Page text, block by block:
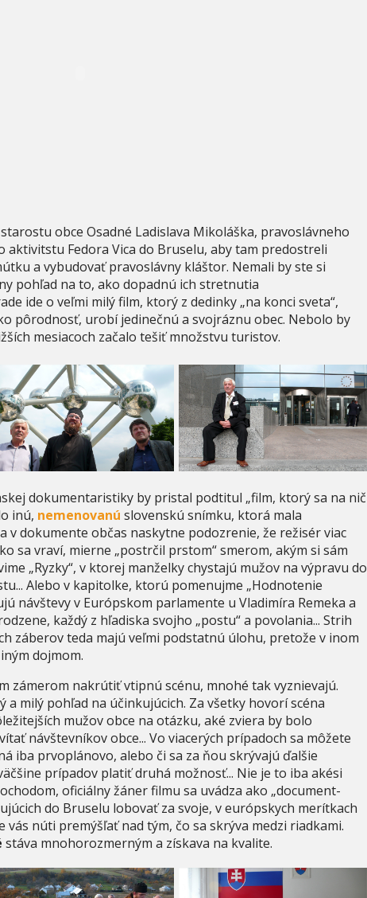
obce Osadné Ladislava Mikoláška, pravoslávneho
aktivitstu Fedora Vica do Bruselu, aby tam predostreli
a vybudovať pravoslávny kláštor. Nemali by ste si
pohľad na to, ako dopadnú ich stretnutia
ide o veľmi milý film, ktorý z dedinky „na konci sveta“,
pôrodnosť, urobí jedinečnú a svojráznu obec. Nebolo by
mesiacoch začalo tešiť množstvu turistov.
dokumentaristiky by pristal podtitul „film, ktorý sa na nič
inú, nemenovanú slovenskú snímku, ktorá mala
v dokumente občas naskytne podozrenie, že režisér viac
sa vraví, mierne „postrčil prstom“ smerom, akým si sám
„Ryzky“, v ktorej manželky chystajú mužov na výpravu do
Alebo v kapitolke, ktorú pomenujme „Hodnotenie
návštevy v Európskom parlamente u Vladimíra Remeka a
každý z hľadiska svojho „postu“ a povolania... Strih
záberov teda majú veľmi podstatnú úlohu, pretože v inom
dojmom.
zámerom nakrútiť vtipnú scénu, mnohé tak vyznievajú.
a milý pohľad na účinkujúcich. Za všetky hovorí scéna
mužov obce na otázku, aké zviera by bolo
návštevníkov obce... Vo viacerých prípadoch sa môžete
iba prvoplánovo, alebo či sa za ňou skrývajú ďalšie
prípadov platiť druhá možnosť... Nie je to iba akési
oficiálny žáner filmu sa uvádza ako „document-
do Bruselu lobovať za svoje, v európskych merítkach
núti premýšľať nad tým, čo sa skrýva medzi riadkami.
stáva mnohorozmerným a získava na kvalite.